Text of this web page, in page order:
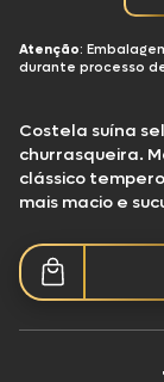
Atenção:
durante processo
Costela suína
churrasqueira.
clássico
mais macio e